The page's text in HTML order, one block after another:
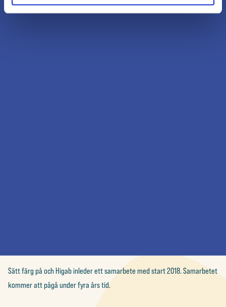
Sätt färg på och Higab inleder ett samarbete med start 2018. Samarbetet
kommer att pågå under fyra års tid.